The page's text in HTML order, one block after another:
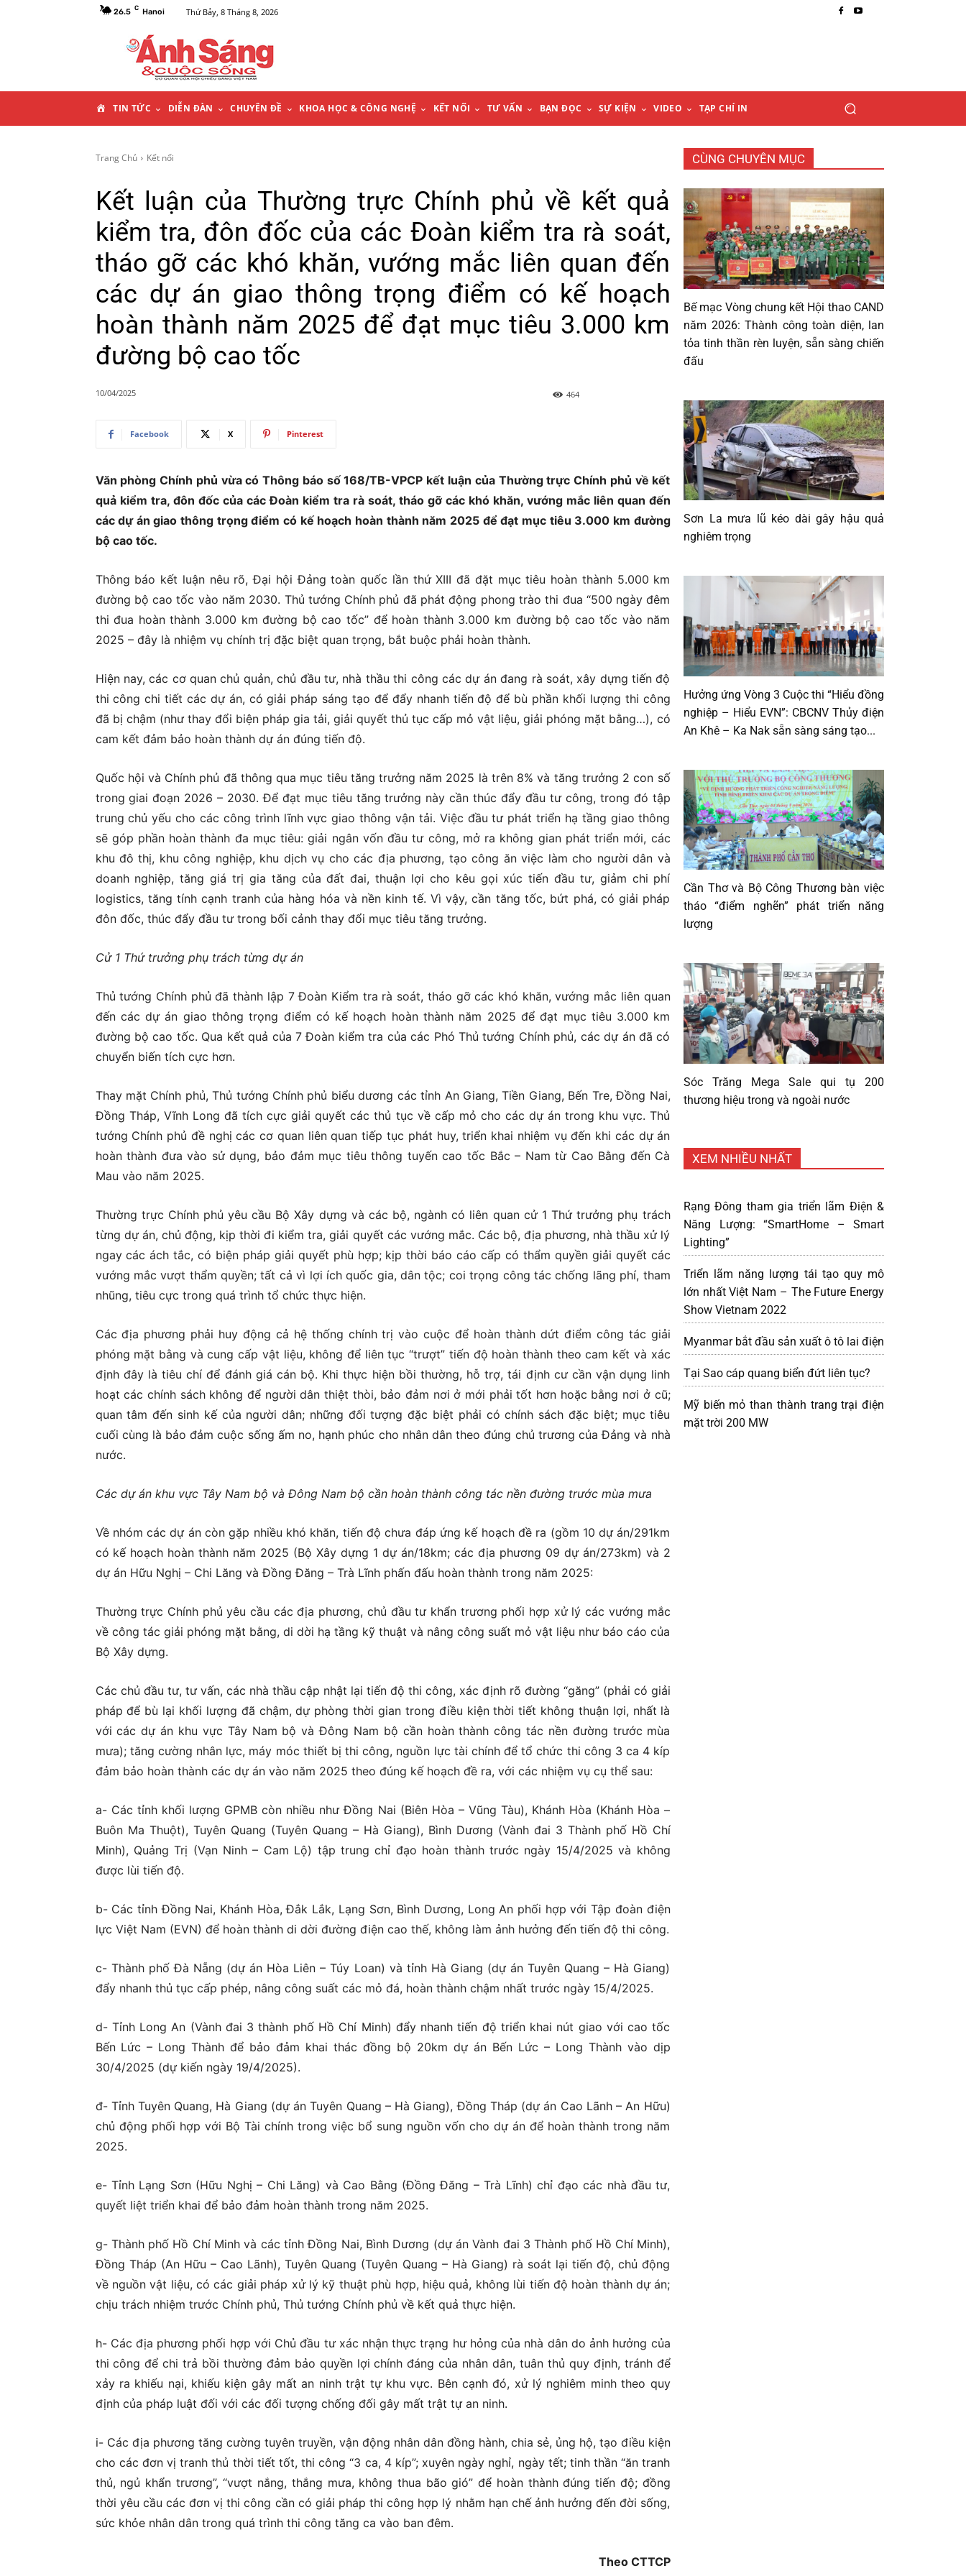
26.5 C Hanoi Thứ Bảy, 8 Tháng 8, 2026
N
Ủ
TIN TỨC DIỄN ĐÀN CHUYÊN ĐỀ KHOA HỌC & CÔNG NGHỆ KẾT NỐI TƯ VẤN BẠN ĐỌC SỰ KIỆN VIDEO TẠP CHÍ IN
Trang Chủ Kết nối
Kết luận của Thường trực Chính phủ về kết quả
kiểm tra, đôn đốc của các Đoàn kiểm tra rà soát,
tháo gỡ các khó khăn, vướng mắc liên quan đến
các dự án giao thông trọng điểm có kế hoạch
hoàn thành năm 2025 để đạt mục tiêu 3.000 km
đường bộ cao tốc
10/04/2025 464
Facebook X Pinterest
Văn phòng Chính phủ vừa có Thông báo số 168/TB-VPCP kết luận của Thường trực Chính phủ về kết
quả kiểm tra, đôn đốc của các Đoàn kiểm tra rà soát, tháo gỡ các khó khăn, vướng mắc liên quan đến
các dự án giao thông trọng điểm có kế hoạch hoàn thành năm 2025 để đạt mục tiêu 3.000 km đường
bộ cao tốc.
Thông báo kết luận nêu rõ, Đại hội Đảng toàn quốc lần thứ XIII đã đặt mục tiêu hoàn thành 5.000 km
đường bộ cao tốc vào năm 2030. Thủ tướng Chính phủ đã phát động phong trào thi đua “500 ngày đêm
thi đua hoàn thành 3.000 km đường bộ cao tốc” để hoàn thành 3.000 km đường bộ cao tốc vào năm
2025 – đây là nhiệm vụ chính trị đặc biệt quan trọng, bắt buộc phải hoàn thành.
Hiện nay, các cơ quan chủ quản, chủ đầu tư, nhà thầu thi công các dự án đang rà soát, xây dựng tiến độ
thi công chi tiết các dự án, có giải pháp sáng tạo để đẩy nhanh tiến độ để bù phần khối lượng thi công
đã bị chậm (như thay đổi biện pháp gia tải, giải quyết thủ tục cấp mỏ vật liệu, giải phóng mặt bằng…), có
cam kết đảm bảo hoàn thành dự án đúng tiến độ.
Quốc hội và Chính phủ đã thông qua mục tiêu tăng trưởng năm 2025 là trên 8% và tăng trưởng 2 con số
trong giai đoạn 2026 – 2030. Để đạt mục tiêu tăng trưởng này cần thúc đẩy đầu tư công, trong đó tập
trung chủ yếu cho các công trình lĩnh vực giao thông vận tải. Việc đầu tư phát triển hạ tầng giao thông
sẽ góp phần hoàn thành đa mục tiêu: giải ngân vốn đầu tư công, mở ra không gian phát triển mới, các
khu đô thị, khu công nghiệp, khu dịch vụ cho các địa phương, tạo công ăn việc làm cho người dân và
doanh nghiệp, tăng giá trị gia tăng của đất đai, thuận lợi cho kêu gọi xúc tiến đầu tư, giảm chi phí
logistics, tăng tính cạnh tranh của hàng hóa và nền kinh tế. Vì vậy, cần tăng tốc, bứt phá, có giải pháp
đôn đốc, thúc đẩy đầu tư trong bối cảnh thay đổi mục tiêu tăng trưởng.
Cử 1 Thứ trưởng phụ trách từng dự án
Thủ tướng Chính phủ đã thành lập 7 Đoàn Kiểm tra rà soát, tháo gỡ các khó khăn, vướng mắc liên quan
đến các dự án giao thông trọng điểm có kế hoạch hoàn thành năm 2025 để đạt mục tiêu 3.000 km
đường bộ cao tốc. Qua kết quả của 7 Đoàn kiểm tra của các Phó Thủ tướng Chính phủ, các dự án đã có
chuyển biến tích cực hơn.
Thay mặt Chính phủ, Thủ tướng Chính phủ biểu dương các tỉnh An Giang, Tiền Giang, Bến Tre, Đồng Nai,
Đồng Tháp, Vĩnh Long đã tích cực giải quyết các thủ tục về cấp mỏ cho các dự án trong khu vực. Thủ
tướng Chính phủ đề nghị các cơ quan liên quan tiếp tục phát huy, triển khai nhiệm vụ đến khi các dự án
hoàn thành đưa vào sử dụng, bảo đảm mục tiêu thông tuyến cao tốc Bắc – Nam từ Cao Bằng đến Cà
Mau vào năm 2025.
Thường trực Chính phủ yêu cầu Bộ Xây dựng và các bộ, ngành có liên quan cử 1 Thứ trưởng phụ trách
từng dự án, chủ động, kịp thời đi kiểm tra, giải quyết các vướng mắc. Các bộ, địa phương, nhà thầu xử lý
ngay các ách tắc, có biện pháp giải quyết phù hợp; kịp thời báo cáo cấp có thẩm quyền giải quyết các
vướng mắc vượt thẩm quyền; tất cả vì lợi ích quốc gia, dân tộc; coi trọng công tác chống lãng phí, tham
nhũng, tiêu cực trong quá trình tổ chức thực hiện.
Các địa phương phải huy động cả hệ thống chính trị vào cuộc để hoàn thành dứt điểm công tác giải
phóng mặt bằng và cung cấp vật liệu, không để liên tục “trượt” tiến độ hoàn thành theo cam kết và xác
định đây là tiêu chí để đánh giá cán bộ. Khi thực hiện bồi thường, hỗ trợ, tái định cư cần vận dụng linh
hoạt các chính sách không để người dân thiệt thòi, bảo đảm nơi ở mới phải tốt hơn hoặc bằng nơi ở cũ;
quan tâm đến sinh kế của người dân; những đối tượng đặc biệt phải có chính sách đặc biệt; mục tiêu
cuối cùng là bảo đảm cuộc sống ấm no, hạnh phúc cho nhân dân theo đúng chủ trương của Đảng và nhà
nước.
Các dự án khu vực Tây Nam bộ và Đông Nam bộ cần hoàn thành công tác nền đường trước mùa mưa
Về nhóm các dự án còn gặp nhiều khó khăn, tiến độ chưa đáp ứng kế hoạch đề ra (gồm 10 dự án/291km
có kế hoạch hoàn thành năm 2025 (Bộ Xây dựng 1 dự án/18km; các địa phương 09 dự án/273km) và 2
dự án Hữu Nghị – Chi Lăng và Đồng Đăng – Trà Lĩnh phấn đấu hoàn thành trong năm 2025:
Thường trực Chính phủ yêu cầu các địa phương, chủ đầu tư khẩn trương phối hợp xử lý các vướng mắc
về công tác giải phóng mặt bằng, di dời hạ tầng kỹ thuật và nâng công suất mỏ vật liệu như báo cáo của
Bộ Xây dựng.
Các chủ đầu tư, tư vấn, các nhà thầu cập nhật lại tiến độ thi công, xác định rõ đường “găng” (phải có giải
pháp để bù lại khối lượng đã chậm, dự phòng thời gian trong điều kiện thời tiết không thuận lợi, nhất là
với các dự án khu vực Tây Nam bộ và Đông Nam bộ cần hoàn thành công tác nền đường trước mùa
mưa); tăng cường nhân lực, máy móc thiết bị thi công, nguồn lực tài chính để tổ chức thi công 3 ca 4 kíp
đảm bảo hoàn thành các dự án vào năm 2025 theo đúng kế hoạch đề ra, với các nhiệm vụ cụ thể sau:
a- Các tỉnh khối lượng GPMB còn nhiều như Đồng Nai (Biên Hòa – Vũng Tàu), Khánh Hòa (Khánh Hòa –
Buôn Ma Thuột), Tuyên Quang (Tuyên Quang – Hà Giang), Bình Dương (Vành đai 3 Thành phố Hồ Chí
Minh), Quảng Trị (Vạn Ninh – Cam Lộ) tập trung chỉ đạo hoàn thành trước ngày 15/4/2025 và không
được lùi tiến độ.
b- Các tỉnh Đồng Nai, Khánh Hòa, Đắk Lắk, Lạng Sơn, Bình Dương, Long An phối hợp với Tập đoàn điện
lực Việt Nam (EVN) để hoàn thành di dời đường điện cao thế, không làm ảnh hưởng đến tiến độ thi công.
c- Thành phố Đà Nẵng (dự án Hòa Liên – Túy Loan) và tỉnh Hà Giang (dự án Tuyên Quang – Hà Giang)
đẩy nhanh thủ tục cấp phép, nâng công suất các mỏ đá, hoàn thành chậm nhất trước ngày 15/4/2025.
d- Tỉnh Long An (Vành đai 3 thành phố Hồ Chí Minh) đẩy nhanh tiến độ triển khai nút giao với cao tốc
Bến Lức – Long Thành để bảo đảm khai thác đồng bộ 20km dự án Bến Lức – Long Thành vào dịp
30/4/2025 (dự kiến ngày 19/4/2025).
đ- Tỉnh Tuyên Quang, Hà Giang (dự án Tuyên Quang – Hà Giang), Đồng Tháp (dự án Cao Lãnh – An Hữu)
chủ động phối hợp với Bộ Tài chính trong việc bổ sung nguồn vốn cho dự án để hoàn thành trong năm
2025.
e- Tỉnh Lạng Sơn (Hữu Nghị – Chi Lăng) và Cao Bằng (Đồng Đăng – Trà Lĩnh) chỉ đạo các nhà đầu tư,
quyết liệt triển khai để bảo đảm hoàn thành trong năm 2025.
g- Thành phố Hồ Chí Minh và các tỉnh Đồng Nai, Bình Dương (dự án Vành đai 3 Thành phố Hồ Chí Minh),
Đồng Tháp (An Hữu – Cao Lãnh), Tuyên Quang (Tuyên Quang – Hà Giang) rà soát lại tiến độ, chủ động
về nguồn vật liệu, có các giải pháp xử lý kỹ thuật phù hợp, hiệu quả, không lùi tiến độ hoàn thành dự án;
chịu trách nhiệm trước Chính phủ, Thủ tướng Chính phủ về kết quả thực hiện.
h- Các địa phương phối hợp với Chủ đầu tư xác nhận thực trạng hư hỏng của nhà dân do ảnh hưởng của
thi công để chi trả bồi thường đảm bảo quyền lợi chính đáng của nhân dân, tuân thủ quy định, tránh để
xảy ra khiếu nại, khiếu kiện gây mất an ninh trật tự khu vực. Bên cạnh đó, xử lý nghiêm minh theo quy
định của pháp luật đối với các đối tượng chống đối gây mất trật tự an ninh.
i- Các địa phương tăng cường tuyên truyền, vận động nhân dân đồng hành, chia sẻ, ủng hộ, tạo điều kiện
cho các đơn vị tranh thủ thời tiết tốt, thi công “3 ca, 4 kíp”; xuyên ngày nghỉ, ngày tết; tinh thần “ăn tranh
thủ, ngủ khẩn trương”, “vượt nắng, thắng mưa, không thua bão gió” để hoàn thành đúng tiến độ; đồng
thời yêu cầu các đơn vị thi công cần có giải pháp thi công hợp lý nhằm hạn chế ảnh hưởng đến đời sống,
sức khỏe nhân dân trong quá trình thi công tăng ca vào ban đêm.
Theo CTTCP
CÙNG CHUYÊN MỤC
Bế mạc Vòng chung kết Hội thao CAND
năm 2026: Thành công toàn diện, lan
tỏa tinh thần rèn luyện, sẵn sàng chiến
đấu
Sơn La mưa lũ kéo dài gây hậu quả
nghiêm trọng
Hưởng ứng Vòng 3 Cuộc thi “Hiểu đồng
nghiệp – Hiểu EVN”: CBCNV Thủy điện
An Khê – Ka Nak sẵn sàng sáng tạo...
Cần Thơ và Bộ Công Thương bàn việc
tháo “điểm nghẽn” phát triển năng
lượng
Sóc Trăng Mega Sale qui tụ 200
thương hiệu trong và ngoài nước
XEM NHIỀU NHẤT
Rạng Đông tham gia triển lãm Điện &
Năng Lượng: “SmartHome – Smart
Lighting”
Triển lãm năng lượng tái tạo quy mô
lớn nhất Việt Nam – The Future Energy
Show Vietnam 2022
Myanmar bắt đầu sản xuất ô tô lai điện
Tại Sao cáp quang biển đứt liên tục?
Mỹ biến mỏ than thành trang trại điện
mặt trời 200 MW